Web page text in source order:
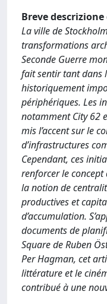
Breve
La ville de
transformations
Seconde Guerre
fait sentir tant dans
historiquement
périphériques. Les
notamment City 62
mis l’accent sur le
d’infrastructures
Cependant, ces
renforcer le
la notion de
productives et
d’accumulation.
documents de
Square de Ruben
Per Hagman, cet
littérature et le
contribué à une